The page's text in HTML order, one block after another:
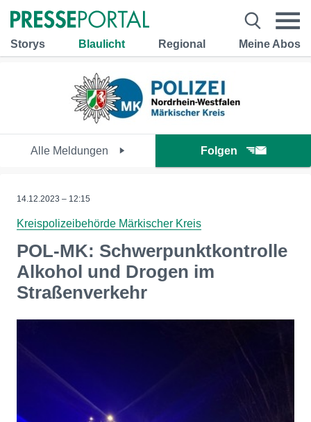
Storys Blaulicht Regional Meine Abos
Alle Meldungen Folgen
14.12.2023 – 12:15
Kreispolizeibehörde Märkischer Kreis
POL-MK: Schwerpunktkontrolle
Alkohol und Drogen im
Straßenverkehr